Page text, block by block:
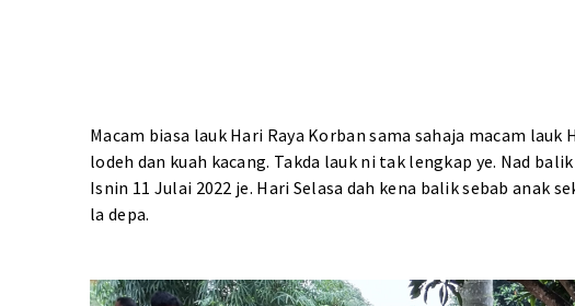
Macam biasa lauk Hari Raya Korban sama sahaja macam
lodeh dan kuah kacang. Takda lauk ni tak lengkap ye. Nad
Isnin 11 Julai 2022 je. Hari Selasa dah kena balik sebab anak
la depa.